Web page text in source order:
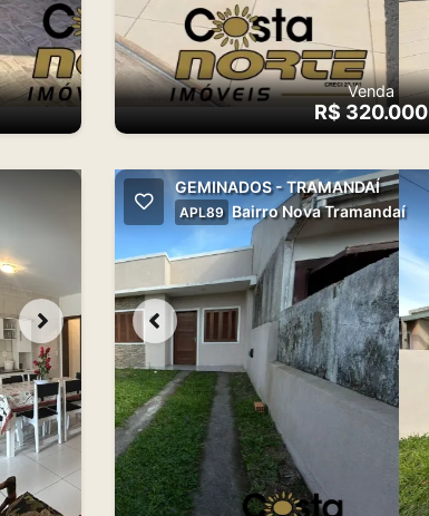
Venda
R$ 320.000
GEMINADOS - TRAMANDAÍ
APL89 Bairro Nova Tramandaí